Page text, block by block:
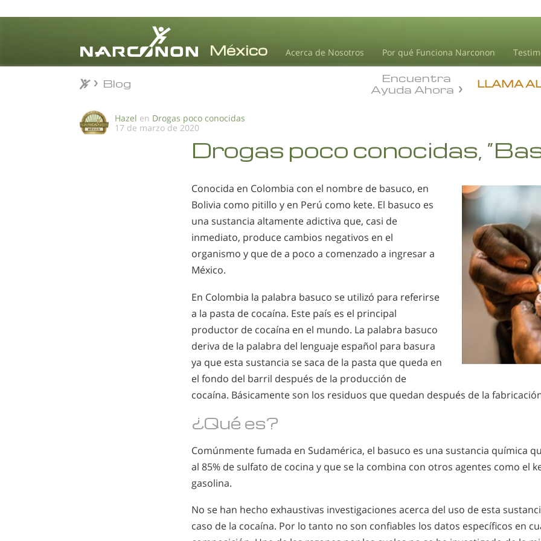
Acerca de Nosotros Por qué Funciona Narconon
LLAMA
Encuentra
Ayuda Ahora
Blog
Hazel en Drogas poco conocidas
17 de marzo de 2020
Drogas poco conocidas,
Conocida en Colombia con el nombre de basuco, en
Bolivia como pitillo y en Perú como kete. El basuco es
una sustancia altamente adictiva que, casi de
inmediato, produce cambios negativos en el
organismo y que de a poco a comenzado a ingresar a
México.
En Colombia la palabra basuco se utilizó para referirse
a la pasta de cocaína. Este país es el principal
productor de cocaína en el mundo. La palabra basuco
deriva de la palabra del lenguaje español para basura
ya que esta sustancia se saca de la pasta que queda en
el fondo del barril después de la producción de
cocaína. Básicamente son los residuos que quedan después de la
¿Qué es?
Comúnmente fumada en Sudamérica, el basuco es una sustancia química
al 85% de sulfato de cocina y que se la combina con otros agentes como el
gasolina.
No se han hecho exhaustivas investigaciones acerca del uso de esta
caso de la cocaína. Por lo tanto no son confiables los datos específicos en
Blog